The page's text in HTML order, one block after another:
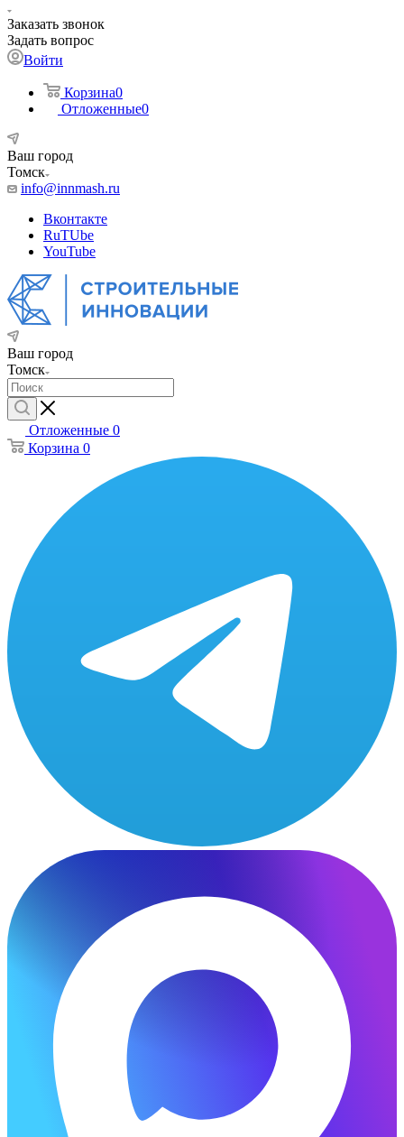
Заказать звонок
Задать вопрос
Войти
Корзина0
Отложенные0
Ваш город
Томск
info@innmash.ru
Вконтакте
RuTUbe
YouTube
Ваш город
Томск
Отложенные 0
Корзина 0